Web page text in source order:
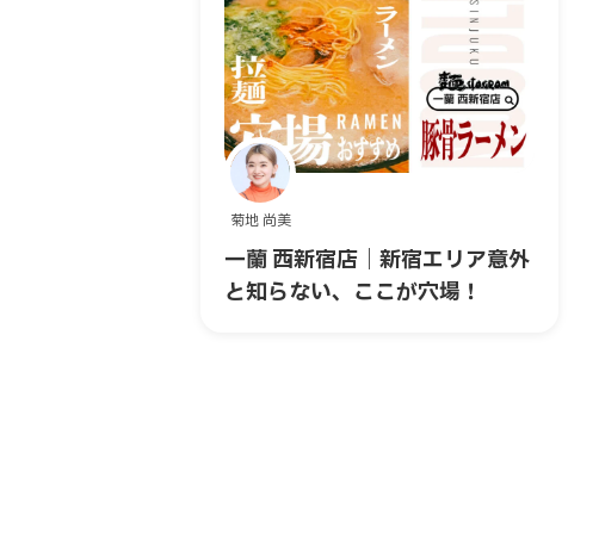
菊地 尚美
一蘭 西新宿店｜新宿エリア意外
と知らない、ここが穴場！